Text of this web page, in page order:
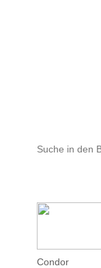
Condor